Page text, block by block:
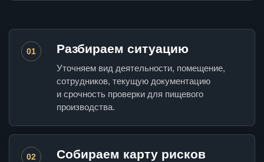
01 Разбираем ситуацию
Уточняем вид деятельности, помещение,
сотрудников, текущую документацию
и срочность проверки для пищевого
производства.
02 Собираем карту рисков